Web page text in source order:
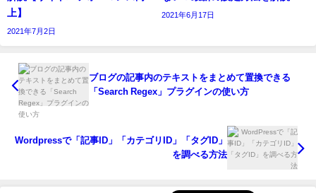
上】
2021年7月2日
2021年6月17日
ブログの記事内のテキストをまとめて置換できる
「Search Regex」プラグインの使い方
Wordpressで「記事ID」「カテゴリID」「タグID」
を調べる方法